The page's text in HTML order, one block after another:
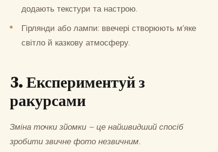
додають текстури та настрою.
Гірлянди або лампи: ввечері створюють м’яке
світло й казкову атмосферу.
3. Експериментуй з
ракурсами
Зміна точки зйомки – це найшвидший спосіб
зробити звичне фото незвичним.